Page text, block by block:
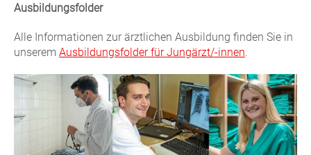
Ausbildungsfolder
Alle Informationen zur ärztlichen Ausbildung finden Sie in
unserem Ausbildungsfolder für Jungärzt/-innen.